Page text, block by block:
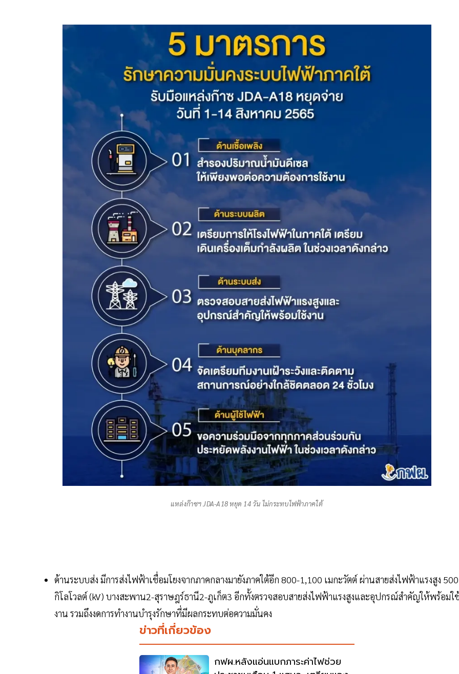
แหล่งก๊าซฯ JDA-A18 หยุด 14 วัน ไม่กระทบไฟฟ้าภาคใต้
ด้านระบบส่ง มีการส่งไฟฟ้าเชื่อมโยงจากภาคกลางมายังภาคใต้อีก 800-1,100 เมกะวัตต์ ผ่านสายส่งไฟฟ้าแรงสูง 500
กิโลโวลต์ (kV) บางสะพาน2-สุราษฎร์ธานี2-ภูเก็ต3 อีกทั้งตรวจสอบสายส่งไฟฟ้าแรงสูงและอุปกรณ์สำคัญให้พร้อมใ
งาน รวมถึงงดการทำงานบำรุงรักษาที่มีผลกระทบต่อความมั่นคง
ข่าวที่เกี่ยวข้อง
กฟผ.หลังแอ่นแบกภาระค่าไฟช่วย